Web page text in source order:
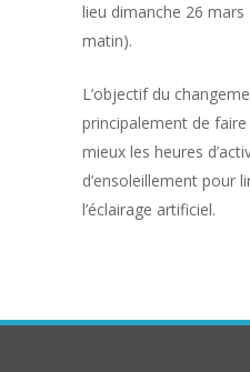
lieu dimanche 26 mars
matin).
L’objectif du
principalement de
mieux les heures
d’ensoleillement pour
l’éclairage artificiel.